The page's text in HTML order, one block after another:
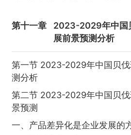
第十一章
2023-2029年中国
展前景预测分析
第一节 2023-2029年中国贝
测分析
第二节 2023-2029年中国贝
景预测
一、产品差异化是企业发展的